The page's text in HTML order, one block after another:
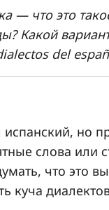
— что это
Какой
del
испанский, но
слова или
что это
куча